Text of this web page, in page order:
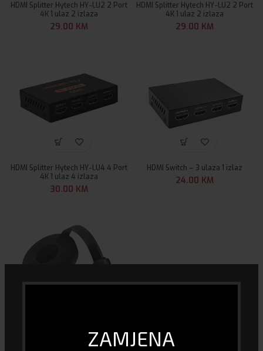
ZAMJENA
HDMI Splitter Hytech HY-LU2 2 Port
4K 1 ulaz 2 izlaza
29.00 KM
HDMI Splitter Hytech HY-LU2 2 Port
4K 1 ulaz 2 izlaza
29.00 KM
HDMI Splitter Hytech HY-LU4 4 Port
4K 1 ulaz 4 izlaza
30.00 KM
HDMI Switch – 3 ulaza 1 izlaz
24.00 KM
Miracast TV Dongle G13